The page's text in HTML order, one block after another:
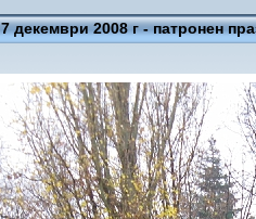
7 декември 2008 г - патронен